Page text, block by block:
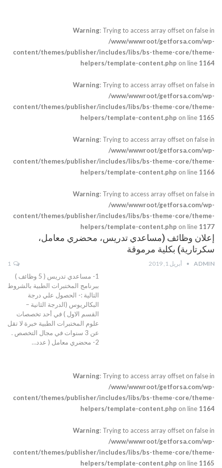
Warning: Trying to access array offset on false in
/www/wwwroot/getforsa.com/wp-
content/themes/publisher/includes/libs/bs-theme-core/theme-
helpers/template-content.php on line 1164
Warning: Trying to access array offset on false in
/www/wwwroot/getforsa.com/wp-
content/themes/publisher/includes/libs/bs-theme-core/theme-
helpers/template-content.php on line 1165
Warning: Trying to access array offset on false in
/www/wwwroot/getforsa.com/wp-
content/themes/publisher/includes/libs/bs-theme-core/theme-
helpers/template-content.php on line 1166
Warning: Trying to access array offset on false in
/www/wwwroot/getforsa.com/wp-
content/themes/publisher/includes/libs/bs-theme-core/theme-
helpers/template-content.php on line 1177
إعلان وظائف (مساعدي تدريس، محضري معامل،
سكرتارية) بكلية مرموقة
ADMIN أبريل 1, 2019
1- مساعدي تدريس ( 5 وظائف )
ببرنامج المختبرات الطبية بالشروط
التالية :- الحصول علي درجة
البكالريوس (الدرجة الثانية –
القسم الاول ) في أحد تخصصات
علوم المختبرات الطبية خبرة لا تقل
عن 3 سنوات في مجال التخصص .
2- محضري معامل ( عدد
…
Warning: Trying to access array offset on false in
/www/wwwroot/getforsa.com/wp-
content/themes/publisher/includes/libs/bs-theme-core/theme-
helpers/template-content.php on line 1164
Warning: Trying to access array offset on false in
/www/wwwroot/getforsa.com/wp-
content/themes/publisher/includes/libs/bs-theme-core/theme-
helpers/template-content.php on line 1165